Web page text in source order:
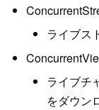
ライブス
ライブチ
をダウン